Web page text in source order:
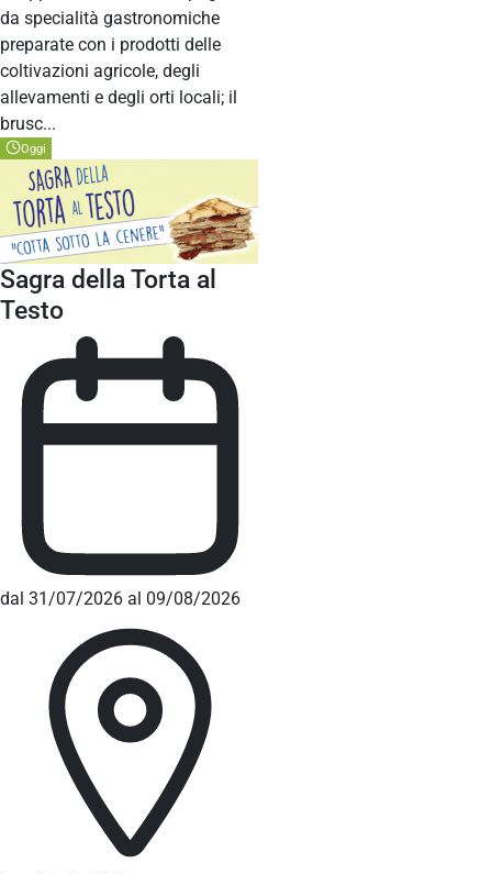
da specialità gastronomiche
preparate con i prodotti delle
coltivazioni agricole, degli
allevamenti e degli orti locali; il
brusc...
Oggi
Sagra della Torta al
Testo
dal 31/07/2026 al 09/08/2026